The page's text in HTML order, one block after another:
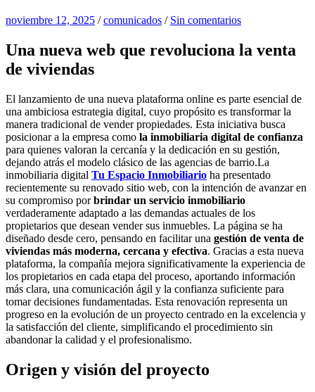
noviembre 12, 2025 /comunicados / Sin comentarios
Una nueva web que revoluciona la venta
de viviendas
El lanzamiento de una nueva plataforma online es parte esencial de
una ambiciosa estrategia digital, cuyo propósito es transformar la
manera tradicional de vender propiedades. Esta iniciativa busca
posicionar a la empresa como la inmobiliaria digital de confianza
para quienes valoran la cercanía y la dedicación en su gestión,
dejando atrás el modelo clásico de las agencias de barrio.La
inmobiliaria digital Tu Espacio Inmobiliario ha presentado
recientemente su renovado sitio web, con la intención de avanzar en
su compromiso porbrindar un servicio inmobiliario
verdaderamente adaptado a las demandas actuales de los
propietarios que desean vender sus inmuebles. La página se ha
diseñado desde cero, pensando en facilitar una gestión de venta de
viviendas más moderna, cercana y efectiva. Gracias a esta nueva
plataforma, la compañía mejora significativamente la experiencia de
los propietarios en cada etapa del proceso, aportando información
más clara, una comunicación ágil y la confianza suficiente para
tomar decisiones fundamentadas. Esta renovación representa un
progreso en la evolución de un proyecto centrado en la excelencia y
la satisfacción del cliente, simplificando el procedimiento sin
abandonar la calidad y el profesionalismo.
Origen y visión del proyecto